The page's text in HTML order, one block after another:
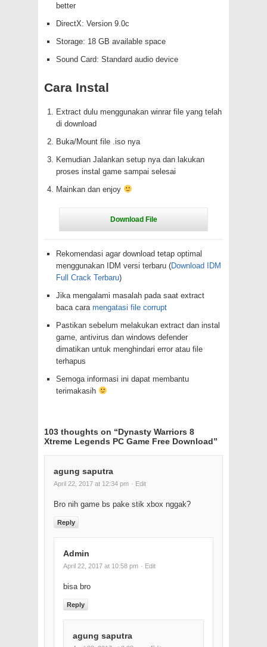
better
DirectX: Version 9.0c
Storage: 18 GB available space
Sound Card: Standard audio device
Cara Instal
Extract dulu menggunakan winrar file yang telah
di download
Buka/Mount file .iso nya
Kemudian Jalankan setup nya dan lakukan
proses instal game sampai selesai
Mainkan dan enjoy
Rekomendasi agar download tetap optimal
menggunakan IDM versi terbaru (Download IDM
Full Crack Terbaru)
Jika mengalami masalah pada saat extract
baca cara mengatasi file corrupt
Pastikan sebelum melakukan extract dan instal
game, antivirus dan windows defender
dimatikan untuk menghindari error atau file
terhapus
Semoga informasi ini dapat membantu
terimakasih
103 thoughts on “Dynasty Warriors 8
Xtreme Legends PC Game Free Download”
agung saputra
April 22, 2017 at 12:34 pm · Edit
Bro nih game bs pake stik xbox nggak?
Reply
Admin
April 22, 2017 at 10:58 pm · Edit
bisa bro
Reply
agung saputra